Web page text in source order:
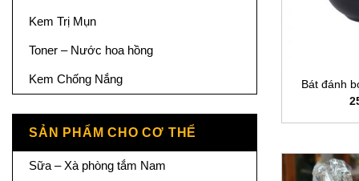
Kem Trị Mụn
Toner – Nước hoa hồng
Kem Chống Nắng
SẢN PHẨM CHO CƠ THỂ
Sữa – Xà phòng tắm Nam
Bát đánh